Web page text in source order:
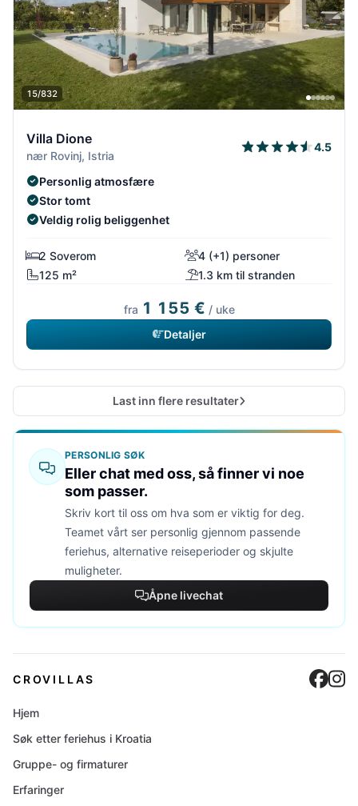
15/832
Villa Dione
nær Rovinj, Istria
4.5
Personlig atmosfære
Stor tomt
Veldig rolig beliggenhet
2 Soverom
4 (+1) personer
125 m²
1.3 km til stranden
fra 1 155 € / uke
Detaljer
Last inn flere resultater
PERSONLIG SØK
Eller chat med oss, så finner vi noe
som passer.
Skriv kort til oss om hva som er viktig for deg.
Teamet vårt ser personlig gjennom passende
feriehus, alternative reiseperioder og skjulte
muligheter.
Åpne livechat
CROVILLAS
Hjem
Søk etter feriehus i Kroatia
Gruppe- og firmaturer
Erfaringer